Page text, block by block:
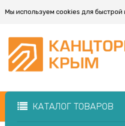
Мы используем cookies для
КАТАЛОГ ТОВАРОВ